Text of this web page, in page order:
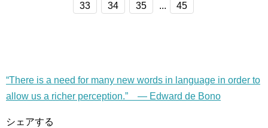
33 34 35 ... 45
“There is a need for many new words in language in order to
allow us a richer perception.” — Edward de Bono
シェアする